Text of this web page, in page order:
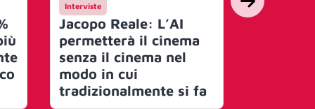
Interviste
Jacopo Reale: L’AI
permetterà il cinema
senza il cinema nel
modo in cui
tradizionalmente si fa
Mercato